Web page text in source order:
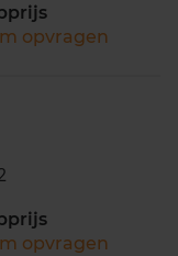
opvragen
opvragen